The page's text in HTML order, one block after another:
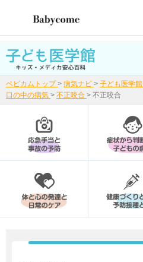
ベビカムトップ > 病気ナビ > 子ども医学館
口の中の病気 > 不正咬合 > 不正咬合